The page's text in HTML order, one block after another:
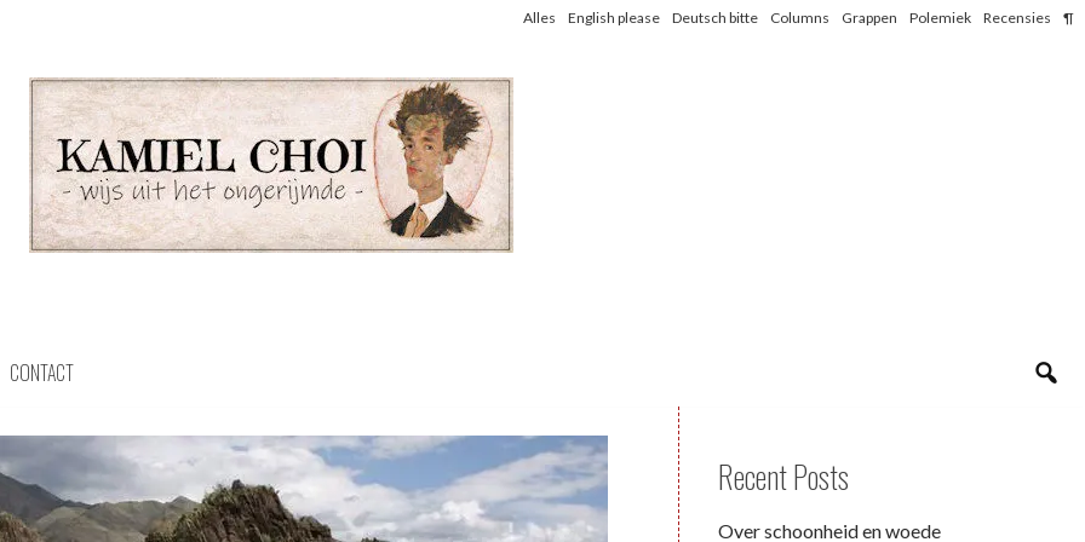
Alles English please Deutsch bitte Columns Grappen Polemiek Recensies ¶
CONTACT
Recent Posts
Over schoonheid en woede